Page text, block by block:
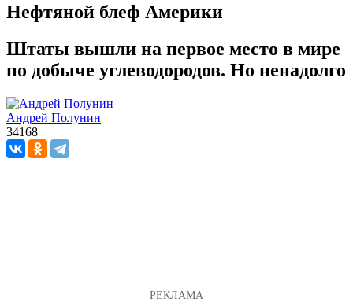
Нефтяной блеф Америки
Штаты вышли на первое место в мире
по добыче углеводородов. Но ненадолго
Андрей Полунин
34168